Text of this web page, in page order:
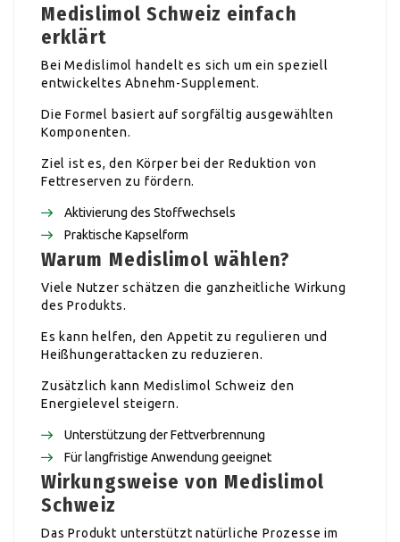
Medislimol Schweiz einfach
erklärt
Bei Medislimol handelt es sich um ein speziell
entwickeltes Abnehm-Supplement.
Die Formel basiert auf sorgfältig ausgewählten
Komponenten.
Ziel ist es, den Körper bei der Reduktion von
Fettreserven zu fördern.
Aktivierung des Stoffwechsels
Praktische Kapselform
Warum Medislimol wählen?
Viele Nutzer schätzen die ganzheitliche Wirkung
des Produkts.
Es kann helfen, den Appetit zu regulieren und
Heißhungerattacken zu reduzieren.
Zusätzlich kann Medislimol Schweiz den
Energielevel steigern.
Unterstützung der Fettverbrennung
Für langfristige Anwendung geeignet
Wirkungsweise von Medislimol
Schweiz
Das Produkt unterstützt natürliche Prozesse im